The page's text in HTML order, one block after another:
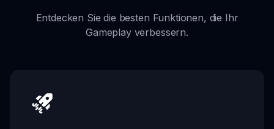
Entdecken Sie die besten Funktionen, die Ihr
Gameplay verbessern.